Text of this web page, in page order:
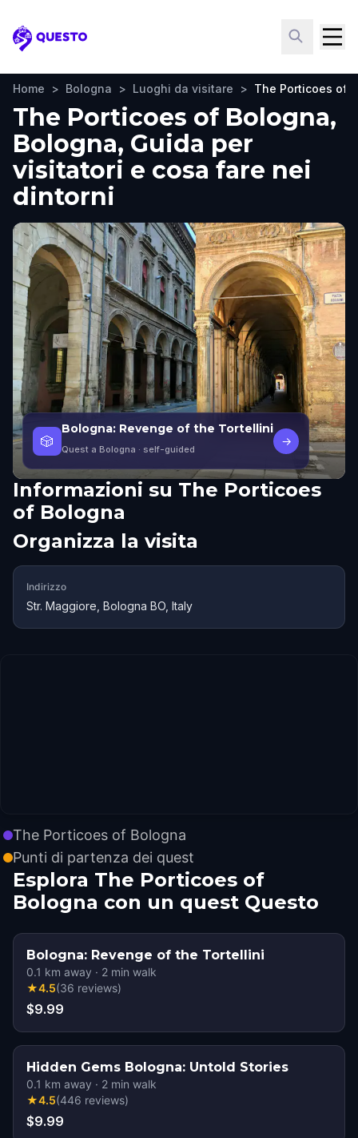
Questo
Home > Bologna > Luoghi da visitare > The Porticoes of
The Porticoes of Bologna,
Bologna, Guida per
visitatori e cosa fare nei
dintorni
🎲
Bologna: Revenge of the Tortellini
Quest a Bologna · self-guided
→
Informazioni su The Porticoes
of Bologna
Organizza la visita
Indirizzo
Str. Maggiore, Bologna BO, Italy
The Porticoes of Bologna
Punti di partenza dei quest
Esplora The Porticoes of
Bologna con un quest Questo
Bologna: Revenge of the Tortellini
0.1 km away · 2 min walk
★4.5(36 reviews)
$9.99
Hidden Gems Bologna: Untold Stories
0.1 km away · 2 min walk
★4.5(446 reviews)
$9.99